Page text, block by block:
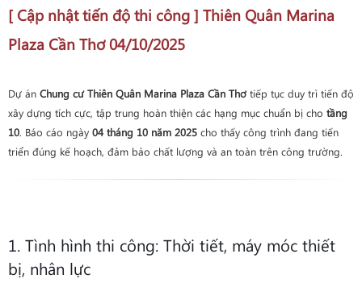
[ Cập nhật tiến độ thi công ] Thiên Quân Marina
Plaza Cần Thơ 04/10/2025
Dự án Chung cư Thiên Quân Marina Plaza Cần Thơ tiếp tục duy trì tiến độ
xây dựng tích cực, tập trung hoàn thiện các hạng mục chuẩn bị cho tầng
10. Báo cáo ngày 04 tháng 10 năm 2025 cho thấy công trình đang tiến
triển đúng kế hoạch, đảm bảo chất lượng và an toàn trên công trường.
1. Tình hình thi công: Thời tiết, máy móc thiết
bị, nhân lực